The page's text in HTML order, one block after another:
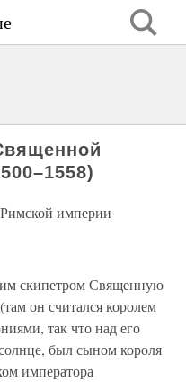
империи
скипетром Священную
он считался королем
так что над его
был сыном короля
императора